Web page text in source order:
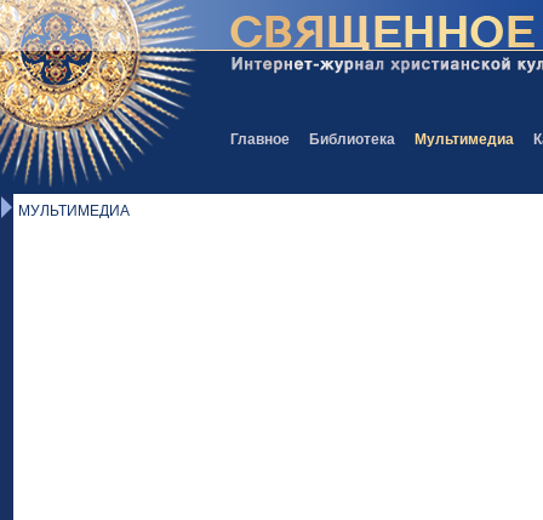
Главное Библиотека Мультимедиа
МУЛЬТИМЕДИА